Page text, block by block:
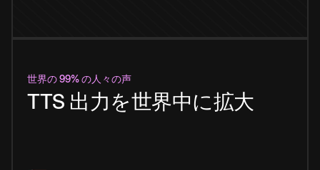
世界の 99% の人々の声
TTS 出力を世界中に拡大